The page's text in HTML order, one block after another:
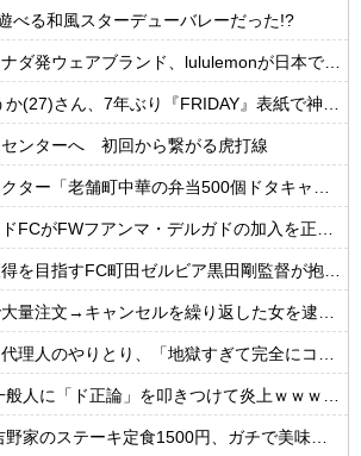
べる和風スターデューバレーだった!?
ブランド、lululemonが日本でオープン→店名は日本差別からできた？
さん、7年ぶり『FRIDAY』表紙で神ボディ大解放
ンターへ 初回から繋がる虎打線
タキャンw賠償ルールないから無罪でーすw」→常連の俺が電話一本で「全員招集」した結果、店前に高級車の列がw
デルガドの加入を正式発表 「皆さんに最高の喜びを届けられるよう頑張ります！」
目指すFC町田ゼルビア黒田剛監督が抱負を語る
ンセルを繰り返した女を逮捕 「注文で欲求が満たされた」総額43億円
り、「地獄すぎて完全にコントになってる……」と衝撃を受ける人が続出中
に「ド正論」を叩きつけて炎上ｗｗｗｗｗｗｗｗ
のステーキ定食1500円、ガチで美味そうｗｗｗ